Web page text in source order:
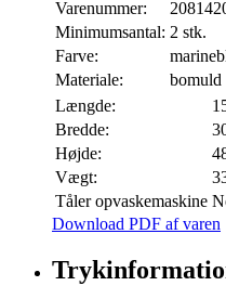
Varenummer:
Minimumsantal: 2 stk.
Farve:
Materiale:
bomuld
Længde:
Bredde:
Højde:
Vægt:
Tåler opvaskemaskine
Download PDF af varen